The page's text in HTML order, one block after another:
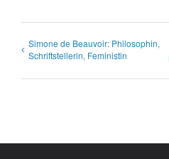
Simone de Beauvoir: Philosophin,
Schriftstellerin, Feministin